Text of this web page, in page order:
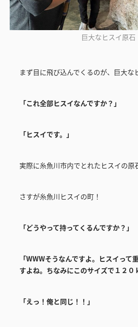
巨大なヒスイ原石
まず目に飛び込んでくるのが、巨大な
「これ全部ヒスイなんですか？」
「ヒスイです。」
実際に糸魚川市内でとれたヒスイの原
さすが糸魚川ヒスイの町！
「どうやって持ってくるんですか？」
「WWWそうなんですよ。ヒスイって
すよね。ちなみにこのサイズで１２０
「えっ！俺と同じ！！」